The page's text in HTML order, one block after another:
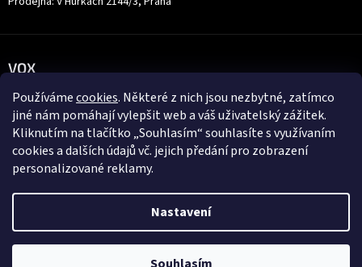
Používámecookies. Některé z nich jsou nezbytné, zatímco
jiné nám pomáhají vylepšit web a váš uživatelský zážitek.
Kliknutím na tlačítko „Souhlasím“ souhlasíte s využívaním
cookies a dalších údajů vč. jejich předání pro zobrazení
personalizované reklamy.
Nastavení
VOX